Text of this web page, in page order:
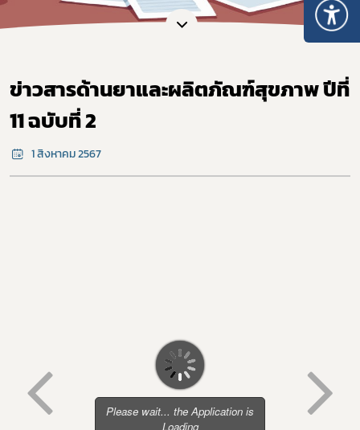
ข่าวสารด้านยาและผลิตภัณฑ์สุขภาพ ปีที่
11 ฉบับที่ 2
1 สิงหาคม 2567
เลือกหัวข้อที่ท่านต้องการ Subscribe